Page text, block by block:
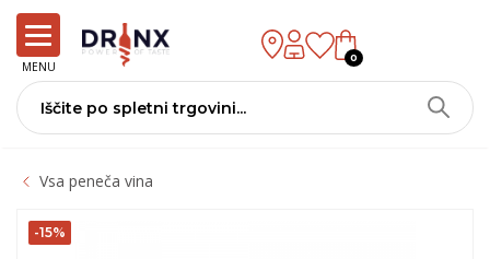
MENU
0
Vsa peneča vina
-15%